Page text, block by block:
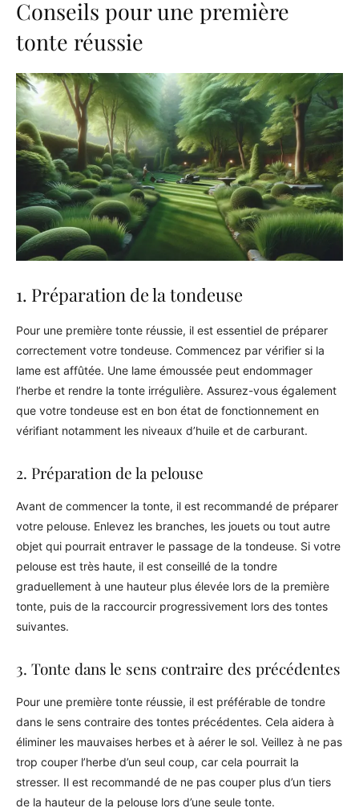
Conseils pour une première
tonte réussie
1. Préparation de la tondeuse
Pour une première tonte réussie, il est essentiel de préparer
correctement votre tondeuse. Commencez par vérifier si la
lame est affûtée. Une lame émoussée peut endommager
l’herbe et rendre la tonte irrégulière. Assurez-vous également
que votre tondeuse est en bon état de fonctionnement en
vérifiant notamment les niveaux d’huile et de carburant.
2. Préparation de la pelouse
Avant de commencer la tonte, il est recommandé de préparer
votre pelouse. Enlevez les branches, les jouets ou tout autre
objet qui pourrait entraver le passage de la tondeuse. Si votre
pelouse est très haute, il est conseillé de la tondre
graduellement à une hauteur plus élevée lors de la première
tonte, puis de la raccourcir progressivement lors des tontes
suivantes.
3. Tonte dans le sens contraire des précédentes
Pour une première tonte réussie, il est préférable de tondre
dans le sens contraire des tontes précédentes. Cela aidera à
éliminer les mauvaises herbes et à aérer le sol. Veillez à ne pas
trop couper l’herbe d’un seul coup, car cela pourrait la
stresser. Il est recommandé de ne pas couper plus d’un tiers
de la hauteur de la pelouse lors d’une seule tonte.